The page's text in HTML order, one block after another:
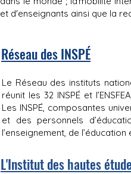
et d'enseignants ainsi que la
Réseau des INSPÉ
Le Réseau des instituts
réunit les 32 INSPÉ et
Les INSPÉ, composantes
et des personnels
l’enseignement, de
L'Institut des hautes